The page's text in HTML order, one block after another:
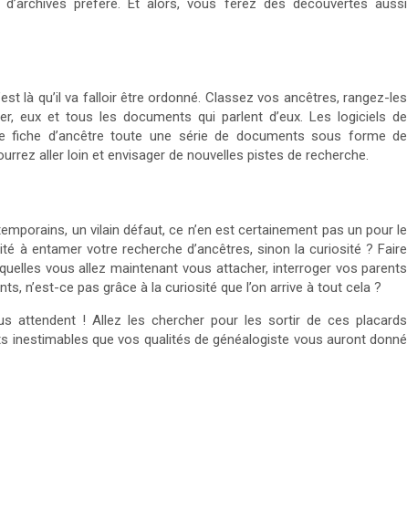
préféré. Et alors, vous ferez des découvertes aussi
là qu’il va falloir être ordonné. Classez vos ancêtres, rangez-les
eux et tous les documents qui parlent d’eux. Les logiciels de
fiche d’ancêtre toute une série de documents sous forme de
aller loin et envisager de nouvelles pistes de recherche.
un vilain défaut, ce n’en est certainement pas un pour le
à entamer votre recherche d’ancêtres, sinon la curiosité ? Faire
vous allez maintenant vous attacher, interroger vos parents
n’est-ce pas grâce à la curiosité que l’on arrive à tout cela ?
attendent ! Allez les chercher pour les sortir de ces placards
que vos qualités de généalogiste vous auront donné